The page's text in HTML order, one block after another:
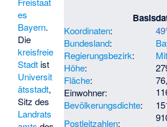
Koordinaten:
Bundesland:
Regierungsbezirk:
Höhe:
Fläche:
Einwohner:
Bevölkerungsdichte:
Postleitzahlen:
es
Bayern.
Die
kreisfreie
Stadt ist
Universit
ätsstadt,
Sitz des
Landrats